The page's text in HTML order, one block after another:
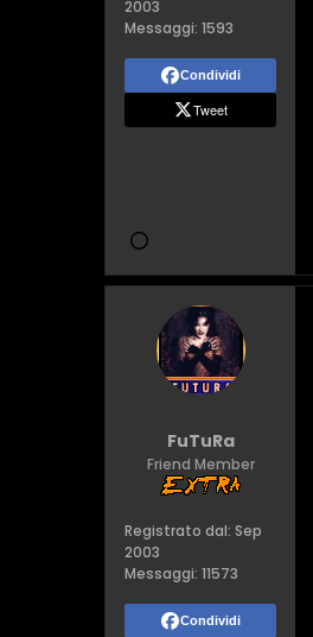
2003
Messaggi: 1593
Condividi
Tweet
FuTuRa
Friend Member
Registrato dal: Sep
2003
Messaggi: 11573
Condividi